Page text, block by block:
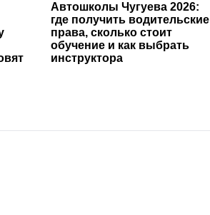
Автошколы Чугуева 2026:
где получить водительские
права, сколько стоит
обучение и как выбрать
инструктора